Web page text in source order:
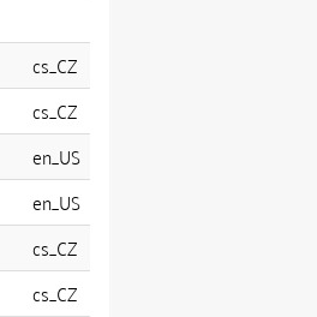
cs_CZ
cs_CZ
en_US
en_US
cs_CZ
cs_CZ